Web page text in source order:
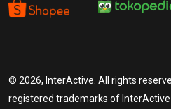
© 2026, InterActive. All rights
registered trademarks of InterActive